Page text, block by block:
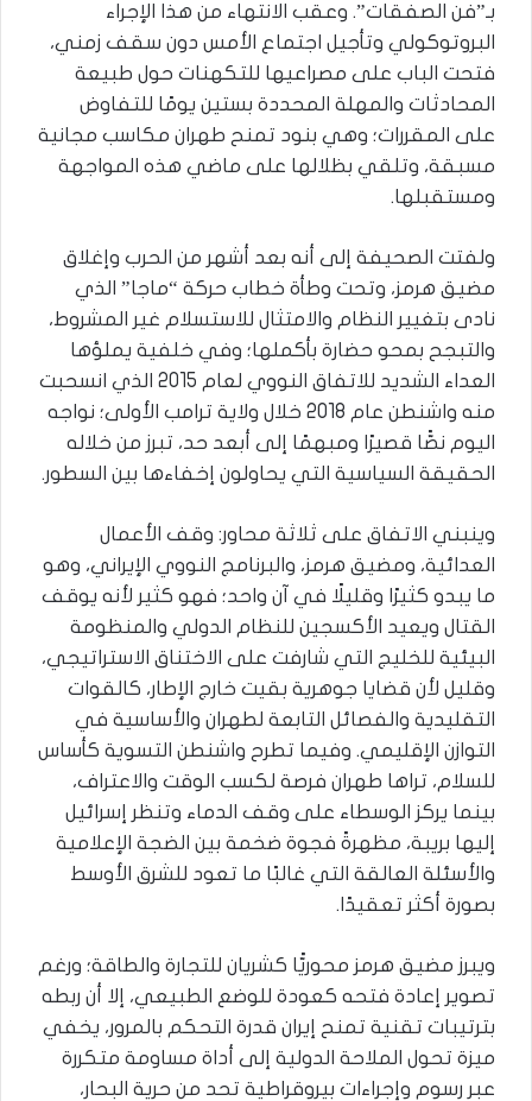
بـ”فن الصفقات”. وعقب الانتهاء من هذا الإجراء
البروتوكولي وتأجيل اجتماع الأمس دون سقف زمني،
فتحت الباب على مصراعيها للتكهنات حول طبيعة
المحادثات والمهلة المحددة بستين يومًا للتفاوض
على المقررات؛ وهي بنود تمنح طهران مكاسب مجانية
مسبقة، وتلقي بظلالها على ماضي هذه المواجهة
ومستقبلها.
ولفتت الصحيفة إلى أنه بعد أشهر من الحرب وإغلاق
مضيق هرمز، وتحت وطأة خطاب حركة “ماجا” الذي
نادى بتغيير النظام والامتثال للاستسلام غير المشروط،
والتبجح بمحو حضارة بأكملها؛ وفي خلفية يملؤها
العداء الشديد للاتفاق النووي لعام 2015 الذي انسحبت
منه واشنطن عام 2018 خلال ولاية ترامب الأولى؛ نواجه
اليوم نصًّا قصيرًا ومبهمًا إلى أبعد حد، تبرز من خلاله
الحقيقة السياسية التي يحاولون إخفاءها بين السطور.
وينبني الاتفاق على ثلاثة محاور: وقف الأعمال
العدائية، ومضيق هرمز، والبرنامج النووي الإيراني، وهو
ما يبدو كثيرًا وقليلًا في آن واحد؛ فهو كثير لأنه يوقف
القتال ويعيد الأكسجين للنظام الدولي والمنظومة
البيئية للخليج التي شارفت على الاختناق الاستراتيجي،
وقليل لأن قضايا جوهرية بقيت خارج الإطار، كالقوات
التقليدية والفصائل التابعة لطهران والأساسية في
التوازن الإقليمي. وفيما تطرح واشنطن التسوية كأساس
للسلام، تراها طهران فرصة لكسب الوقت والاعتراف،
بينما يركز الوسطاء على وقف الدماء وتنظر إسرائيل
إليها بريبة، مظهرةً فجوة ضخمة بين الضجة الإعلامية
والأسئلة العالقة التي غالبًا ما تعود للشرق الأوسط
بصورة أكثر تعقيدًا.
ويبرز مضيق هرمز محوريًّا كشريان للتجارة والطاقة؛ ورغم
تصوير إعادة فتحه كعودة للوضع الطبيعي، إلا أن ربطه
بترتيبات تقنية تمنح إيران قدرة التحكم بالمرور، يخفي
ميزة تحول الملاحة الدولية إلى أداة مساومة متكررة
عبر رسوم وإجراءات بيروقراطية تحد من حرية البحار،